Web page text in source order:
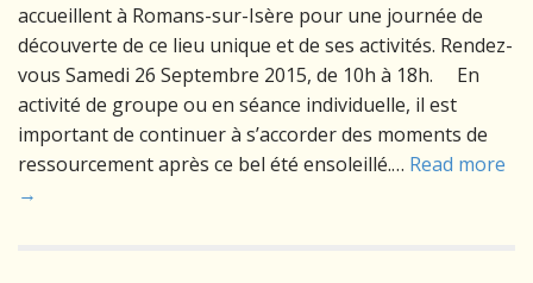
accueillent à Romans-sur-Isère pour une journée de
découverte de ce lieu unique et de ses activités. Rendez-
vous Samedi 26 Septembre 2015, de 10h à 18h. En
activité de groupe ou en séance individuelle, il est
important de continuer à s’accorder des moments de
ressourcement après ce bel été ensoleillé.… Read more
→